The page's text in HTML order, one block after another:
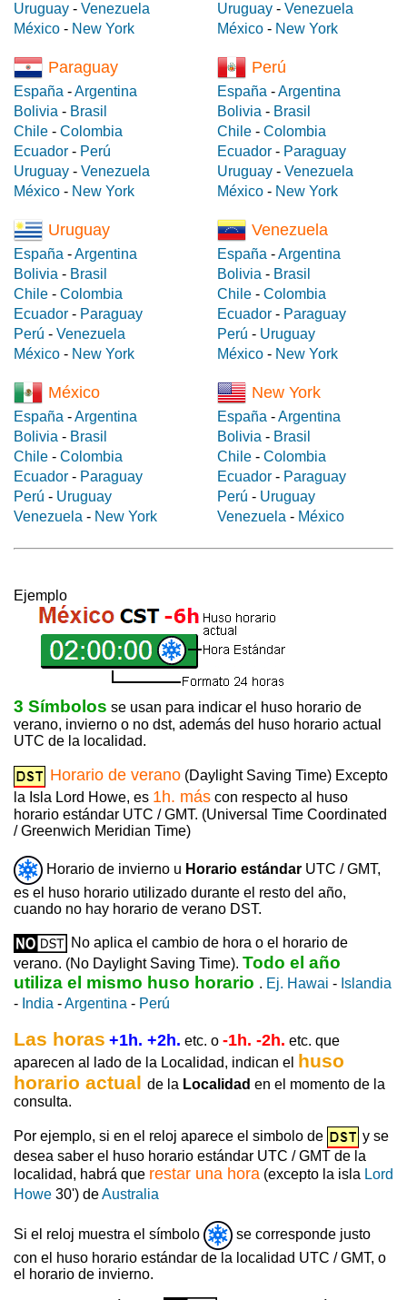
Uruguay - Venezuela
México - New York
Uruguay - Venezuela
México - New York
Paraguay
España -Argentina
Bolivia - Brasil
Chile - Colombia
Ecuador - Perú
Uruguay - Venezuela
México - New York
Perú
España -Argentina
Bolivia - Brasil
Chile - Colombia
Ecuador - Paraguay
Uruguay - Venezuela
México - New York
Uruguay
España -Argentina
Bolivia - Brasil
Chile - Colombia
Ecuador - Paraguay
Perú - Venezuela
México - New York
Venezuela
España -Argentina
Bolivia - Brasil
Chile - Colombia
Ecuador - Paraguay
Perú - Uruguay
México - New York
México
España -Argentina
Bolivia - Brasil
Chile - Colombia
Ecuador - Paraguay
Perú - Uruguay
Venezuela - New York
New York
España -Argentina
Bolivia - Brasil
Chile - Colombia
Ecuador - Paraguay
Perú - Uruguay
Venezuela - México
Ejemplo
3 Símbolos se usan para indicar el huso horario de
verano, invierno o no dst, además del huso horario actual
UTC de la localidad.
Horario de verano (Daylight Saving Time) Excepto
la Isla Lord Howe, es 1h. más con respecto al huso
horario estándar UTC / GMT. (Universal Time Coordinated
/ Greenwich Meridian Time)
Horario de invierno u Horario estándar UTC / GMT,
es el huso horario utilizado durante el resto del año,
cuando no hay horario de verano DST.
No aplica el cambio de hora o el horario de
verano. (No Daylight Saving Time). Todo el año
utiliza el mismo huso horario . Ej. Hawai - Islandia
- India -Argentina - Perú
Las horas +1h. +2h. etc. o -1h. -2h. etc. que
aparecen al lado de la Localidad, indican el huso
horario actual de la Localidad en el momento de la
consulta.
Por ejemplo, si en el reloj aparece el simbolo de
y se
desea saber el huso horario estándar UTC / GMT de la
localidad, habrá que restar una hora (excepto la isla Lord
Howe 30') deAustralia
Si el reloj muestra el símbolo
se corresponde justo
con el huso horario estándar de la localidad UTC / GMT, o
el horario de invierno.